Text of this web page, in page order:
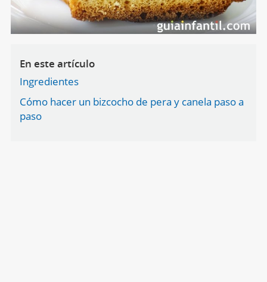
En este artículo
Ingredientes
Cómo hacer un bizcocho de pera y canela paso a
paso